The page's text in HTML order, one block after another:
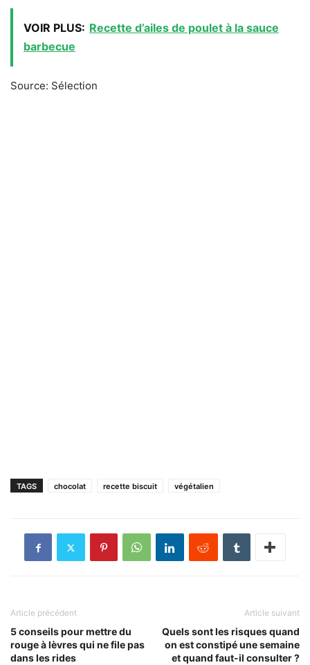
VOIR PLUS: Recette d’ailes de poulet à la sauce
barbecue
Source: Sélection
TAGS chocolat recette biscuit végétalien
Article précédent
5 conseils pour mettre du
rouge à lèvres qui ne file pas
dans les rides
Article suivant
Quels sont les risques quand
on est constipé une semaine
et quand faut-il consulter ?